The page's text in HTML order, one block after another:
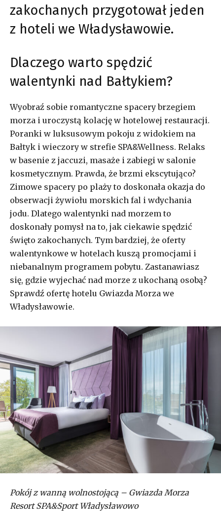
zakochanych przygotował jeden
z hoteli we Władysławowie.
Dlaczego warto spędzić
walentynki nad Bałtykiem?
Wyobraź sobie romantyczne spacery brzegiem
morza i uroczystą kolację w hotelowej restauracji.
Poranki w luksusowym pokoju z widokiem na
Bałtyk i wieczory w strefie SPA&Wellness. Relaks
w basenie z jaccuzi, masaże i zabiegi w salonie
kosmetycznym. Prawda, że brzmi ekscytująco?
Zimowe spacery po plaży to doskonała okazja do
obserwacji żywiołu morskich fal i wdychania
jodu. Dlatego walentynki nad morzem to
doskonały pomysł na to, jak ciekawie spędzić
święto zakochanych. Tym bardziej, że oferty
walentynkowe w hotelach kuszą promocjami i
niebanalnym programem pobytu. Zastanawiasz
się, gdzie wyjechać nad morze z ukochaną osobą?
Sprawdź ofertę hotelu Gwiazda Morza we
Władysławowie.
Pokój z wanną wolnostojącą – Gwiazda Morza
Resort SPA&Sport Władysławowo